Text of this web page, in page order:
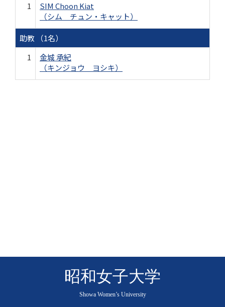
1
SIM Choon Kiat
（シム チュン・キャット）
助教 （1名）
1
金城 承紀
（キンジョウ ヨシキ）
昭和女子大学
Showa Women’s University